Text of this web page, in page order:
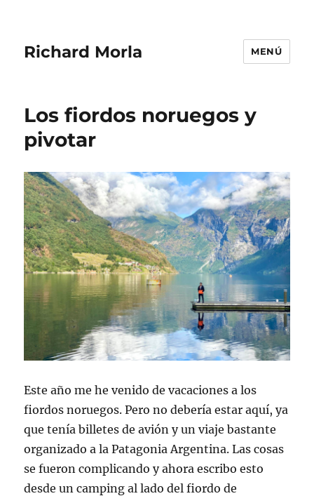
Richard Morla MENÚ
Los fiordos noruegos y
pivotar
Este año me he venido de vacaciones a los
fiordos noruegos. Pero no debería estar aquí, ya
que tenía billetes de avión y un viaje bastante
organizado a la Patagonia Argentina. Las cosas
se fueron complicando y ahora escribo esto
desde un camping al lado del fiordo de